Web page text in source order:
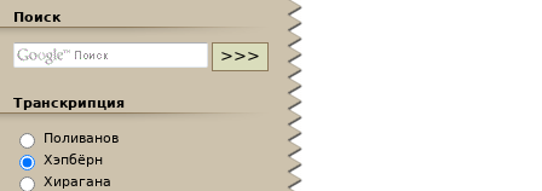
Поиск
Транскрипция
Поливанов
Хэпбёрн
Хирагана